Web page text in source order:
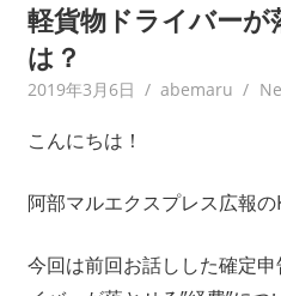
軽貨物ドライバーが
は？
2019年3月6日 abemaru
こんにちは！
阿部マルエクスプレス広報の
今回は前回お話しした確定